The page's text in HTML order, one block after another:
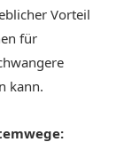
Vorteil
für
kann.